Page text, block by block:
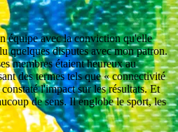
équipe avec la conviction qu'elle
quelques disputes avec mon patron.
membres étaient heureux au
des termes tels que « connectivité
l'impact sur les résultats. Et
de sens. Il englobe le sport, les